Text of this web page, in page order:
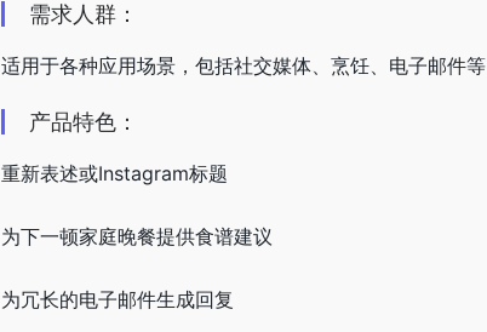
需求人群：
适用于各种应用场景，包括社交媒体、烹饪、电子邮件等
产品特色：
重新表述或Instagram标题
为下一顿家庭晚餐提供食谱建议
为冗长的电子邮件生成回复